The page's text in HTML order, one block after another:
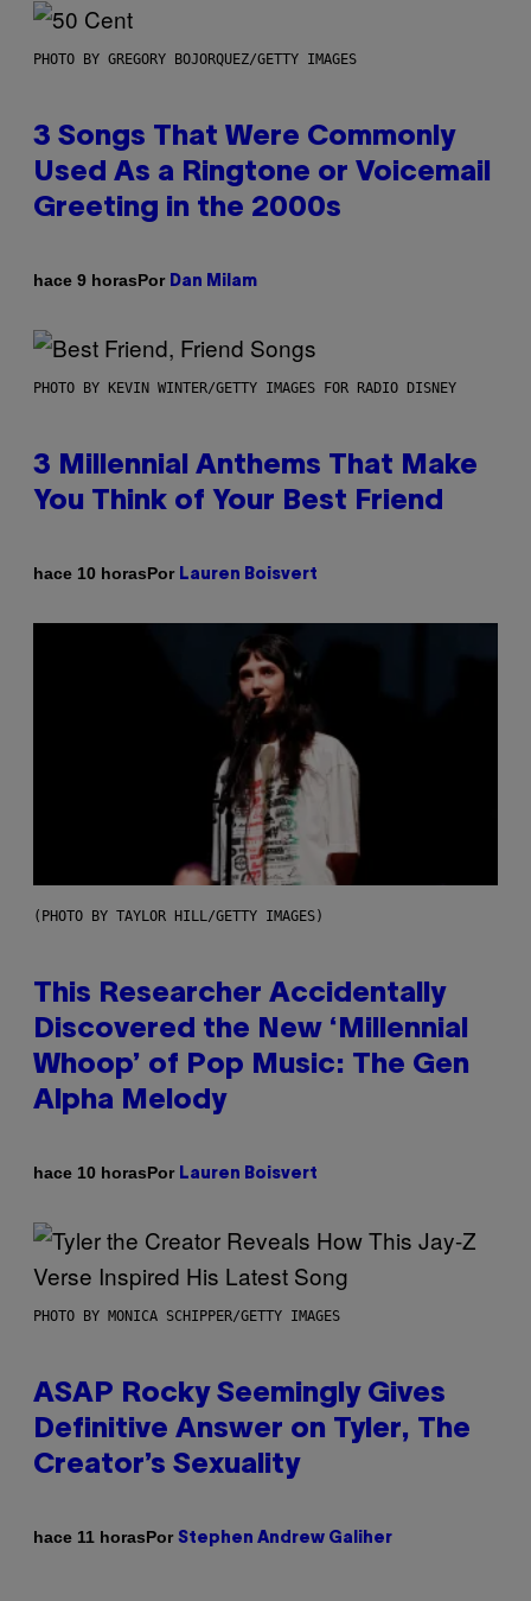
PHOTO BY GREGORY BOJORQUEZ/GETTY IMAGES
3 Songs That Were Commonly
Used As a Ringtone or Voicemail
Greeting in the 2000s
hace 9 horasPor Dan Milam
PHOTO BY KEVIN WINTER/GETTY IMAGES FOR RADIO DISNEY
3 Millennial Anthems That Make
You Think of Your Best Friend
hace 10 horasPor Lauren Boisvert
(PHOTO BY TAYLOR HILL/GETTY IMAGES)
This Researcher Accidentally
Discovered the New ‘Millennial
Whoop’ of Pop Music: The Gen
Alpha Melody
hace 10 horasPor Lauren Boisvert
PHOTO BY MONICA SCHIPPER/GETTY IMAGES
ASAP Rocky Seemingly Gives
Definitive Answer on Tyler, The
Creator’s Sexuality
hace 11 horasPor Stephen Andrew Galiher